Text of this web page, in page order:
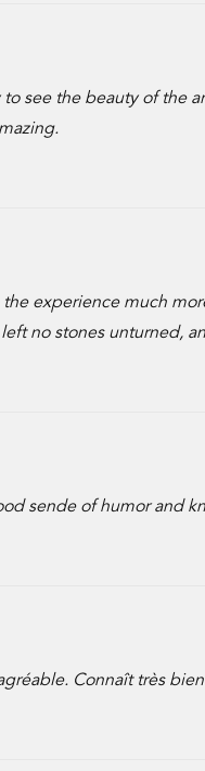
to see the beauty of the
experience much
no stones unturned,
sende of humor and
Connaît très